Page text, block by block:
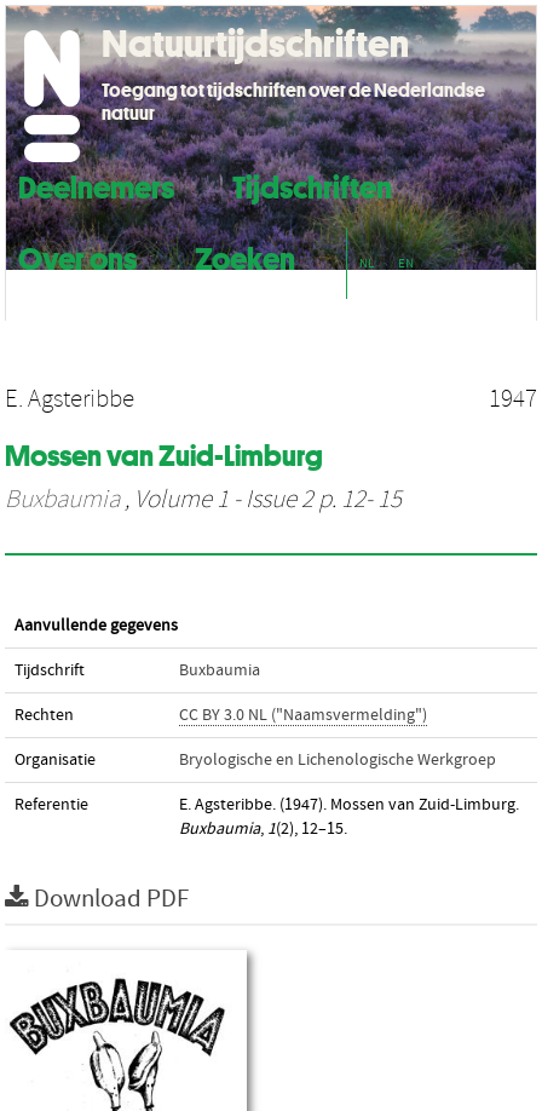
Deelnemers
Tijdschriften
Over ons
Zoeken NL EN
Natuurtijdschriften
Toegang tot tijdschriften over de Nederlandse
natuur
E. Agsteribbe 1947
Mossen van Zuid-Limburg
Buxbaumia, Volume 1 - Issue 2 p. 12- 15
Aanvullende gegevens
Tijdschrift Buxbaumia
Rechten CC BY 3.0 NL ("Naamsvermelding")
Organisatie Bryologische en Lichenologische Werkgroep
Referentie
E. Agsteribbe. (1947). Mossen van Zuid-Limburg.
Buxbaumia, 1(2), 12–15.
Download PDF